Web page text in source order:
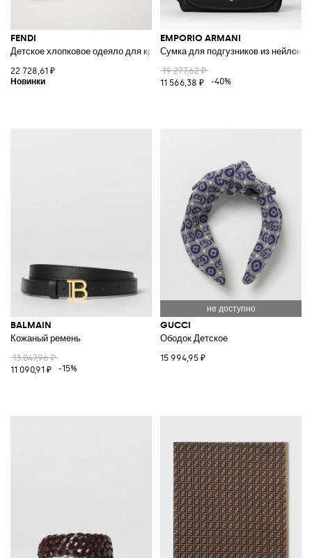
FENDI
Детское хлопковое одеяло для кроватки с жаккардовым узором FF
22 728,61 ₽
EMPORIO ARMANI
Сумка для подгузников из нейлона
19 277,62 ₽
11 566,38 ₽
-40%
BALMAIN
Кожаный ремень
13 047,96 ₽
11 090,91 ₽
-15%
GUCCI
Ободок Детское
15 994,95 ₽